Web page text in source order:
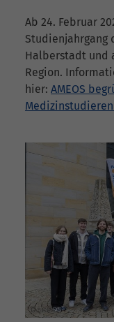
Ab 24. Februar
Studienjahrgang
Halberstadt und
Region.
hier: AMEOS